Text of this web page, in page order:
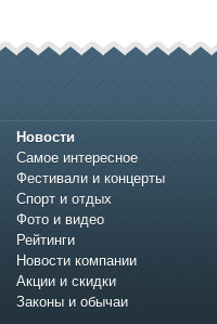
Новости
Самое интересное
Фестивали и концерты
Спорт и отдых
Фото и видео
Рейтинги
Новости компании
Акции и скидки
Законы и обычаи